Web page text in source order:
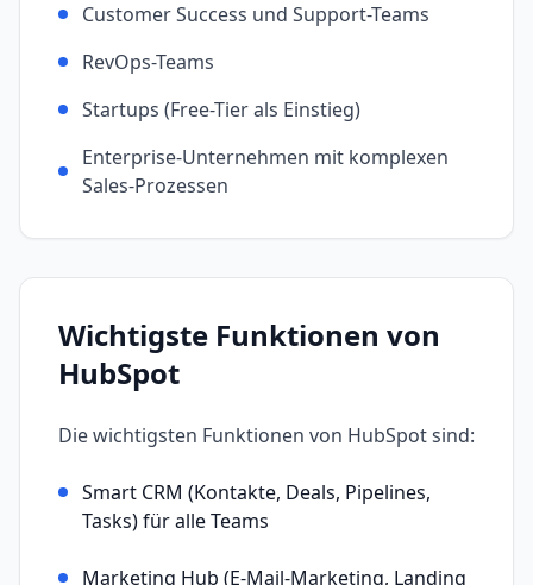
Customer Success und Support-Teams
RevOps-Teams
Startups (Free-Tier als Einstieg)
Enterprise-Unternehmen mit komplexen
Sales-Prozessen
Wichtigste Funktionen von
HubSpot
Die wichtigsten Funktionen von HubSpotsind:
Smart CRM (Kontakte, Deals, Pipelines,
Tasks) für alle Teams
Marketing Hub (E-Mail-Marketing, Landing